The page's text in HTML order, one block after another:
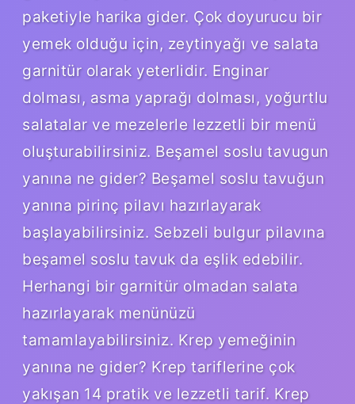
paketiyle harika gider. Çok doyurucu bir
yemek olduğu için, zeytinyağı ve salata
garnitür olarak yeterlidir. Enginar
dolması, asma yaprağı dolması, yoğurtlu
salatalar ve mezelerle lezzetli bir menü
oluşturabilirsiniz. Beşamel soslu tavugun
yanına ne gider? Beşamel soslu tavuğun
yanına pirinç pilavı hazırlayarak
başlayabilirsiniz. Sebzeli bulgur pilavına
beşamel soslu tavuk da eşlik edebilir.
Herhangi bir garnitür olmadan salata
hazırlayarak menünüzü
tamamlayabilirsiniz. Krep yemeğinin
yanına ne gider? Krep tariflerine çok
yakışan 14 pratik ve lezzetli tarif. Krep